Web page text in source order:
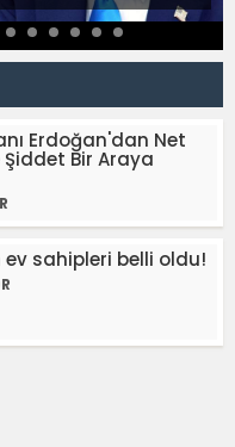
Erdoğan'dan Net
Bir Araya
ev sahipleri belli oldu!